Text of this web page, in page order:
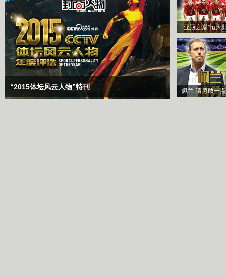
“2015体坛风云人物”特刊
“亚冠之巅”恒大
佩兰-请勇敢一点